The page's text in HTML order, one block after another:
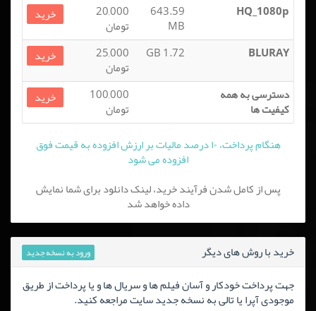
HQ_1080p
643.59
MB
20,000
تومان
خرید
BLURAY
1.72 GB
25,000
تومان
خرید
دسترسی به همه
کیفیت ها
100,000
تومان
خرید
هنگام پرداخت، ۱۰ درصد مالیات بر ارزش افزوده به قیمت فوق
افزوده می شود
پس از کامل شدن فرآیند خرید، لینک دانلود برای شما نمایش
داده خواهد شد
خرید با روش های دیگر ورود به نسخه جدید
جهت پرداخت خودکار و آسان فیلم ها و سریال ها و یا پرداخت از طریق
موجودی آپرا یا تالی به نسخه جدید سایت مراجعه کنید.